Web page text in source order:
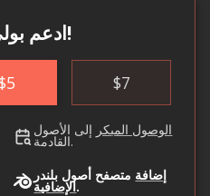
ادعم بولي هافن!
5 $7
الوصول المبكر إلى الأصول
القادمة.
إضافة متصفح أصول بلندر
الإضافية.